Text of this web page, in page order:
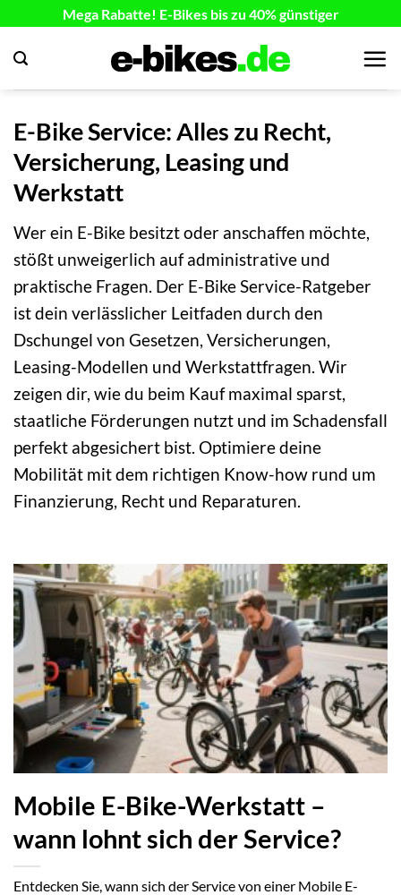
springen
Mega Rabatte! E-Bikes bis zu 40% günstiger
E-Bike Service: Alles zu Recht,
Versicherung, Leasing und
Werkstatt
Wer ein E-Bike besitzt oder anschaffen möchte,
stößt unweigerlich auf administrative und
praktische Fragen. Der E-Bike Service-Ratgeber
ist dein verlässlicher Leitfaden durch den
Dschungel von Gesetzen, Versicherungen,
Leasing-Modellen und Werkstattfragen. Wir
zeigen dir, wie du beim Kauf maximal sparst,
staatliche Förderungen nutzt und im Schadensfall
perfekt abgesichert bist. Optimiere deine
Mobilität mit dem richtigen Know-how rund um
Finanzierung, Recht und Reparaturen.
Mobile E-Bike-Werkstatt –
wann lohnt sich der Service?
Entdecken Sie, wann sich der Service von einer Mobile E-